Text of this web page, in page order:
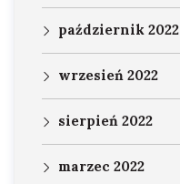
październik 2022
wrzesień 2022
sierpień 2022
marzec 2022